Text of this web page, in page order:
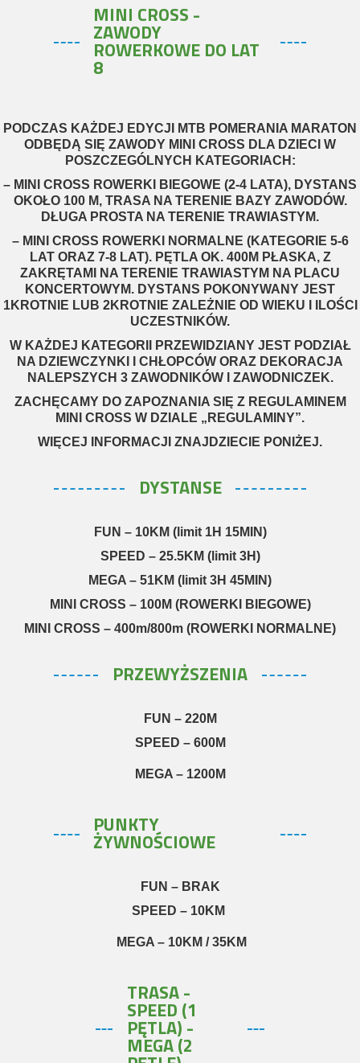
MINI CROSS -
ZAWODY
ROWERKOWE DO LAT
8
PODCZAS KAŻDEJ EDYCJI MTB POMERANIA MARATON
ODBĘDĄ SIĘ ZAWODY MINI CROSS DLA DZIECI W
POSZCZEGÓLNYCH KATEGORIACH:
– MINI CROSS ROWERKI BIEGOWE (2-4 LATA), DYSTANS
OKOŁO 100 M, TRASA NA TERENIE BAZY ZAWODÓW.
DŁUGA PROSTA NA TERENIE TRAWIASTYM.
– MINI CROSS ROWERKI NORMALNE (KATEGORIE 5-6
LAT ORAZ 7-8 LAT). PĘTLA OK. 400M PŁASKA, Z
ZAKRĘTAMI NA TERENIE TRAWIASTYM NA PLACU
KONCERTOWYM. DYSTANS POKONYWANY JEST
1KROTNIE LUB 2KROTNIE ZALEŻNIE OD WIEKU I ILOŚCI
UCZESTNIKÓW.
W KAŻDEJ KATEGORII PRZEWIDZIANY JEST PODZIAŁ
NA DZIEWCZYNKI I CHŁOPCÓW ORAZ DEKORACJA
NALEPSZYCH 3 ZAWODNIKÓW I ZAWODNICZEK.
ZACHĘCAMY DO ZAPOZNANIA SIĘ Z REGULAMINEM
MINI CROSS W DZIALE „REGULAMINY”.
WIĘCEJ INFORMACJI ZNAJDZIECIE PONIŻEJ.
DYSTANSE
FUN – 10KM (limit 1H 15MIN)
SPEED – 25.5KM (limit 3H)
MEGA – 51KM (limit 3H 45MIN)
MINI CROSS – 100M (ROWERKI BIEGOWE)
MINI CROSS – 400m/800m (ROWERKI NORMALNE)
PRZEWYŻSZENIA
FUN – 220M
SPEED – 600M
MEGA – 1200M
PUNKTY
ŻYWNOŚCIOWE
FUN – BRAK
SPEED – 10KM
MEGA – 10KM / 35KM
TRASA -
SPEED (1
PĘTLA) -
MEGA (2